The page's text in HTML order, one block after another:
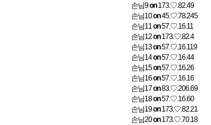
손님9on 173.♡.82.49
손님10on45.♡.78.245
손님11on57.♡.16.11
손님12on 173.♡.82.4
손님13on57.♡.16.119
손님14on57.♡.16.44
손님15on57.♡.16.26
손님16on57.♡.16.16
손님17on83.♡.206.69
손님18on57.♡.16.60
손님19on 173.♡.82.21
손님20on 173.♡.70.18